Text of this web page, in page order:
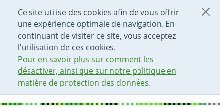
Ce site utilise des cookies afin de vous offrir
une expérience optimale de navigation. En
continuant de visiter ce site, vous acceptez
l'utilisation de ces cookies.
Pour en savoir plus sur comment les
désactiver, ainsi que sur notre politique en
matière de protection des données.
DÉBUT DU CONTENU DE LA PAGE
ACCÈS AU CHAMP DE RECHERCHE
PAGE D'ACCUEIL
FORMULAIRE DE CONTACT